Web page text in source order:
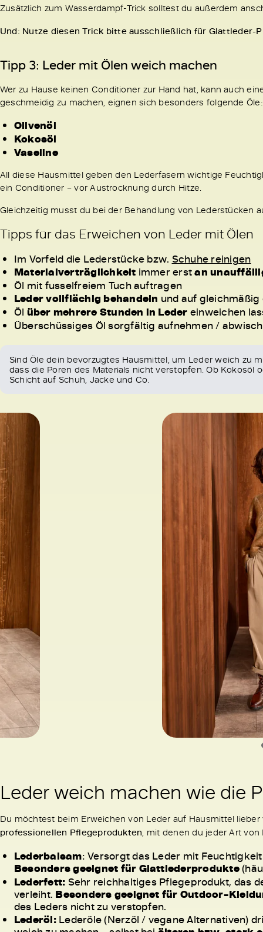
Zusätzlich zum Wasserdampf-Trick solltest du außerdem
Und: Nutze diesen Trick bitte ausschließlich für
Tipp 3: Leder mit Ölen weich machen
Wer zu Hause keinen Conditioner zur Hand hat, kann auch
geschmeidig zu machen, eignen sich besonders folgende Öle:
Olivenöl
Kokosöl
Vaseline
All diese Hausmittel geben den Lederfasern wichtige
ein Conditioner – vor Austrocknung durch Hitze.
Gleichzeitig musst du bei der Behandlung von Lederstücken
Tipps für das Erweichen von Leder mit Ölen
Im Vorfeld die Lederstücke bzw. Schuhe reinigen
Materialverträglichkeit immer erstan
Öl mit fusselfreiem Tuch auftragen
Leder vollflächig behandeln und auf
Öl über mehrere Stunden in Leder einweichen
Überschüssiges Öl sorgfältig aufnehmen /
Sind Öle dein bevorzugtes Hausmittel, um Leder weich zu
dass die Poren des Materials nicht verstopfen. Ob Kokosöl
Schicht auf Schuh, Jacke und Co.
Leder weich machen wie die
Du möchtest beim Erweichen von Leder auf Hausmittel
professionellen Pflegeprodukten, mit denen du jeder Art
Lederbalsam: Versorgt das Leder mit
Besonders geeignet für Glattlederprodukte
Lederfett: Sehr reichhaltiges Pflegeprodukt, das
verleiht. Besonders geeignet für Outdoor-
des Leders nicht zu verstopfen.
Lederöl:Lederöle (Nerzöl / vegane Alternativen)